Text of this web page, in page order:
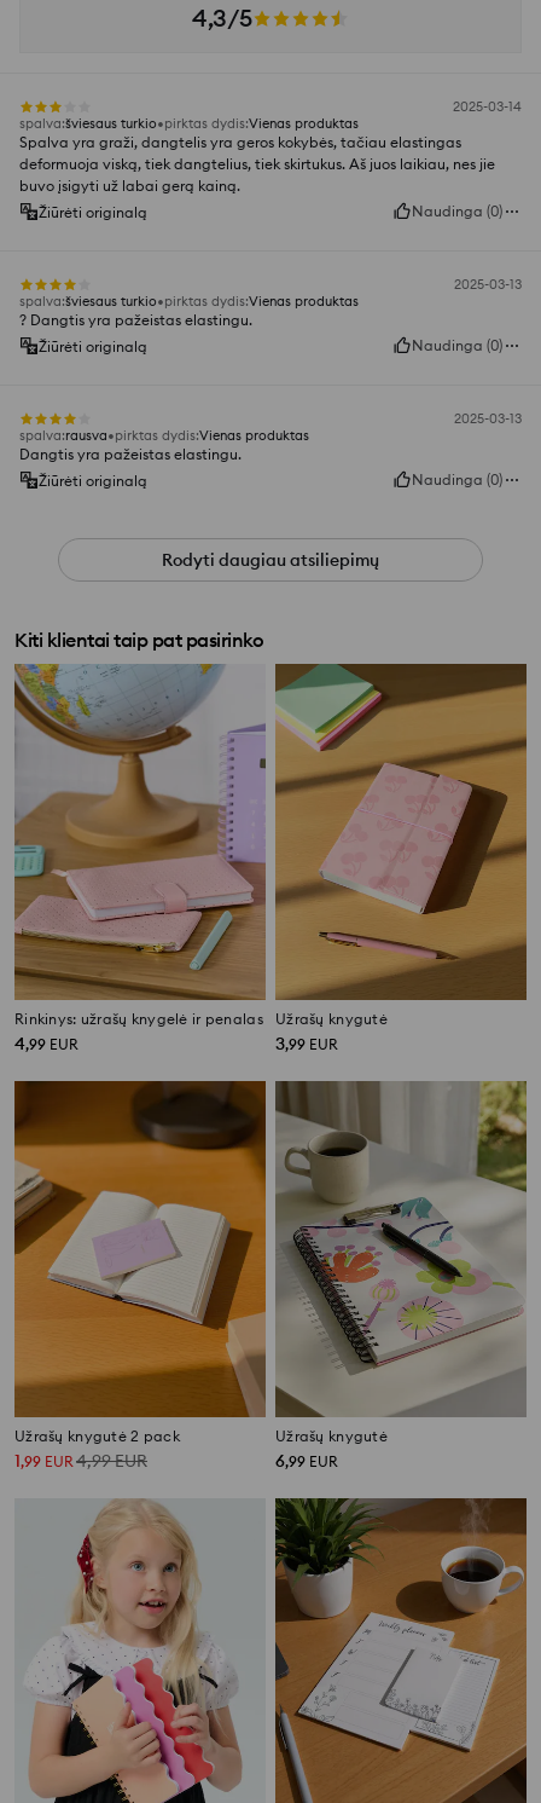
4,3/5
2025-03-14
spalva:šviesaus turkio pirktas dydis:Vienas produktas
Spalva yra graži, dangtelis yra geros kokybės, tačiau elastingas
deformuoja viską, tiek dangtelius, tiek skirtukus. Aš juos laikiau, nes jie
buvo įsigyti už labai gerą kainą.
Žiūrėti originalą
Naudinga (0)
2025-03-13
spalva:šviesaus turkio pirktas dydis:Vienas produktas
? Dangtis yra pažeistas elastingu.
Žiūrėti originalą
Naudinga (0)
2025-03-13
spalva:rausva pirktas dydis:Vienas produktas
Dangtis yra pažeistas elastingu.
Žiūrėti originalą
Naudinga (0)
Rodyti daugiau atsiliepimų
Kiti klientai taip pat pasirinko
Rinkinys: užrašų knygelė ir penalas
4,99 EUR
Užrašų knygutė
3,99 EUR
Užrašų knygutė 2 pack
1,99 EUR 4,99EUR
Užrašų knygutė
6,99 EUR